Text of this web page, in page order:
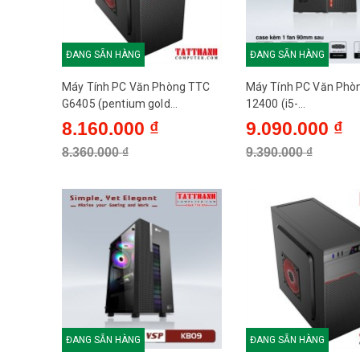
ĐANG SẴN HÀNG
Máy Tính PC Văn Phòng TTC
G6405 (pentium gold
g6405/H510/SSD 240G/350W)
8.160.000 ₫
8.360.000 ₫
ĐANG SẴN HÀNG
Máy Tính PC Văn
12400 (i5-
12400/H610/16Gb/
500G/500W)
9.090.000 ₫
9.390.000 ₫
ĐANG SẴN HÀNG ĐANG SẴN HÀNG